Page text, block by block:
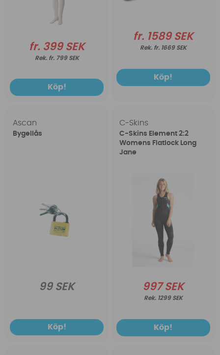
fr. 399 SEK
fr. 799 SEK
Köp!
fr. 1589 SEK
fr. 1669 SEK
Köp!
Ascan
Bygellås
99 SEK
Köp!
C-Skins
C-Skins Element 2:2
Womens Flatlock Long
Jane
997 SEK
1299 SEK
Köp!